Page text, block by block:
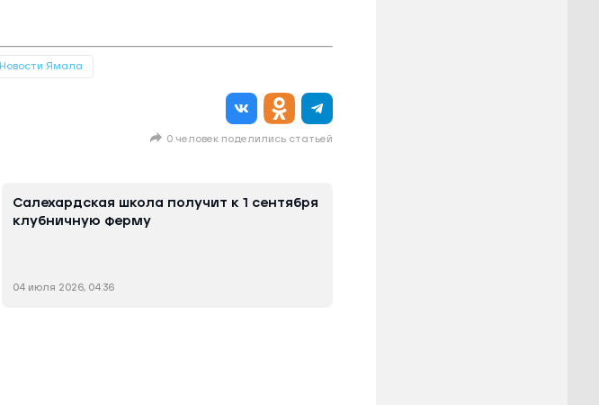
Новости Ямала
0 человек поделились статьей
Салехардская школа получит к 1 сентября
клубничную ферму
04 июля 2026, 04:36